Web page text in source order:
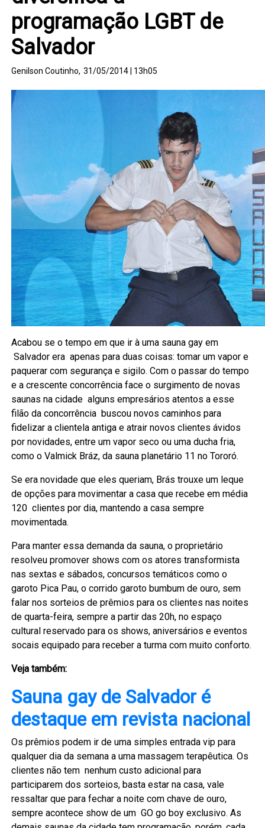
programação LGBT de
Salvador
Genilson Coutinho, 31/05/2014 | 13h05
Acabou se o tempo em que ir à uma sauna gay em
Salvador era apenas para duas coisas: tomar um vapor e
paquerar com segurança e sigilo. Com o passar do tempo
e a crescente concorrência face o surgimento de novas
saunas na cidade alguns empresários atentos a esse
filão da concorrência buscou novos caminhos para
fidelizar a clientela antiga e atrair novos clientes ávidos
por novidades, entre um vapor seco ou uma ducha fria,
como o Valmick Bráz, da sauna planetário 11 no Tororó.
Se era novidade que eles queriam, Brás trouxe um leque
de opções para movimentar a casa que recebe em média
120 clientes por dia, mantendo a casa sempre
movimentada.
Para manter essa demanda da sauna, o proprietário
resolveu promover shows com os atores transformista
nas sextas e sábados, concursos temáticos como o
garoto Pica Pau, o corrido garoto bumbum de ouro, sem
falar nos sorteios de prêmios para os clientes nas noites
de quarta-feira, sempre a partir das 20h, no espaço
cultural reservado para os shows, aniversários e eventos
socais equipado para receber a turma com muito conforto.
Veja também:
Sauna gay de Salvador é
destaque em revista nacional
Os prêmios podem ir de uma simples entrada vip para
qualquer dia da semana a uma massagem terapêutica. Os
clientes não tem nenhum custo adicional para
participarem dos sorteios, basta estar na casa, vale
ressaltar que para fechar a noite com chave de ouro,
sempre acontece show de um GO go boy exclusivo. As